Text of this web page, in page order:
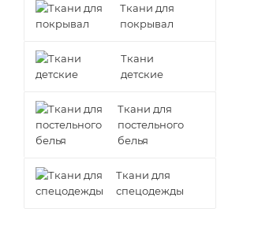
Ткани для
покрывал
Ткани
детские
Ткани для
постельного
белья
Ткани для
спецодежды